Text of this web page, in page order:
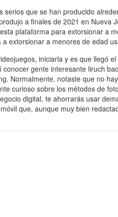
serios que se han producido
produjo a finales de 2021 en
plataforma para extorsionar a
a extorsionar a menores de edad
iniciarla y es que llegó
conocer gente interesante liruch
Normalmente, notaste que no
curioso sobre los métodos de
digital, te ahorrarás usar
que, aunque muy bien